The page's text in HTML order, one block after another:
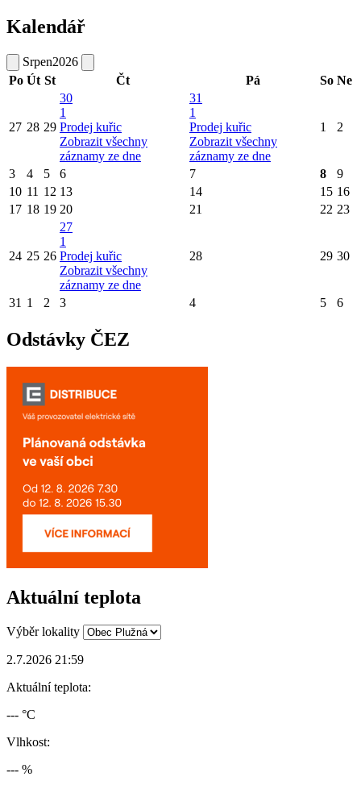
Kalendář
Srpen2026
Po Út St Čt Pá So Ne
27 28 29
30
1
Prodej kuřic
Zobrazit všechny
záznamy ze dne
31
1
Prodej kuřic
Zobrazit všechny
záznamy ze dne
1 2
3 4 5 6 7 8
9
10 11 12 13 14 15 16
17 18 19 20 21 22 23
24 25 26
27
1
Prodej kuřic
Zobrazit všechny
záznamy ze dne
28 29 30
31 1 2 3 4 5 6
Odstávky ČEZ
Aktuální teplota
Výběr lokality
2.7.2026 21:59
Aktuální teplota:
--- °C
Vlhkost:
--- %